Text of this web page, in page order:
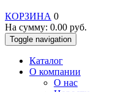
КОРЗИНА 0
На сумму: 0.00 руб.
Toggle navigation
Каталог
О компании
О нас